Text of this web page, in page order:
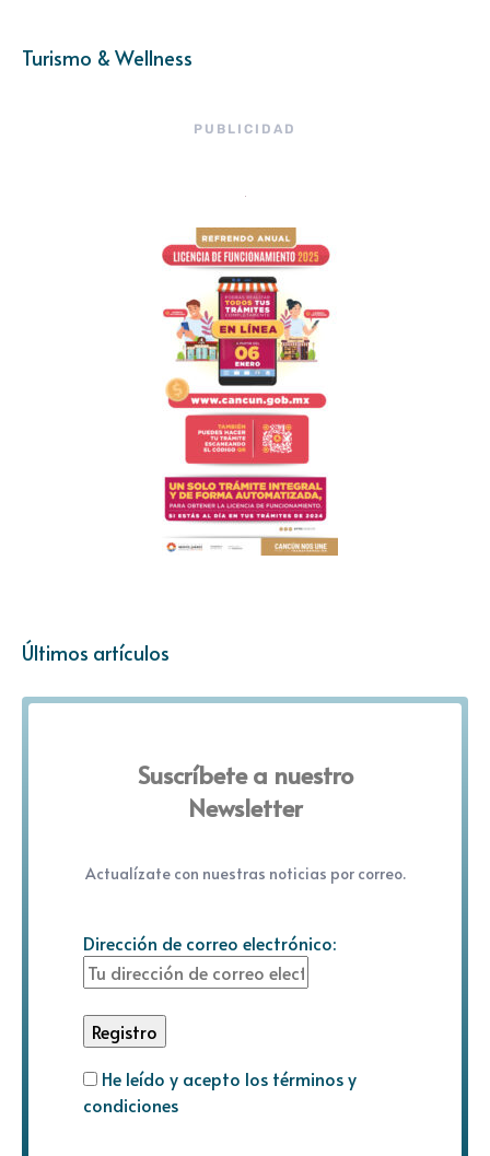
Turismo & Wellness
PUBLICIDAD
Últimos artículos
Suscríbete a nuestro
Newsletter
Actualízate con nuestras noticias por correo.
Dirección de correo electrónico:
He leído y acepto los términos y
condiciones